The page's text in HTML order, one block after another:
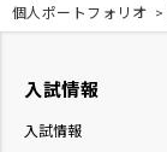
個人ポートフォリオ
入試情報
入試情報